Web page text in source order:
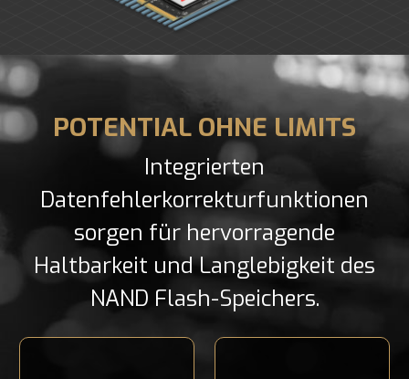
POTENTIAL OHNE LIMITS
Integrierten
Datenfehlerkorrekturfunktionen
sorgen für hervorragende
Haltbarkeit und Langlebigkeit des
NAND Flash-Speichers.